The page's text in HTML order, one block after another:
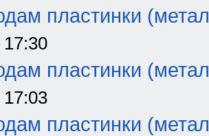
пластинки
пластинки
пластинки